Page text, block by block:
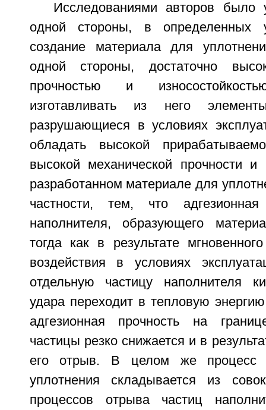
Исследованиями авторов было
одной стороны, в определенных
создание материала для
одной стороны, достаточно
прочностью и
изготавливать из него
разрушающиеся в условиях
обладать высокой
высокой механической прочности
разработанном материале для
частности, тем, что
наполнителя, образующего
тогда как в результате мгновенного
воздействия в условиях
отдельную частицу наполнителя
удара переходит в тепловую
адгезионная прочность на
частицы резко снижается и в
его отрыв. В целом же процесс
уплотнения складывается из
процессов отрыва частиц